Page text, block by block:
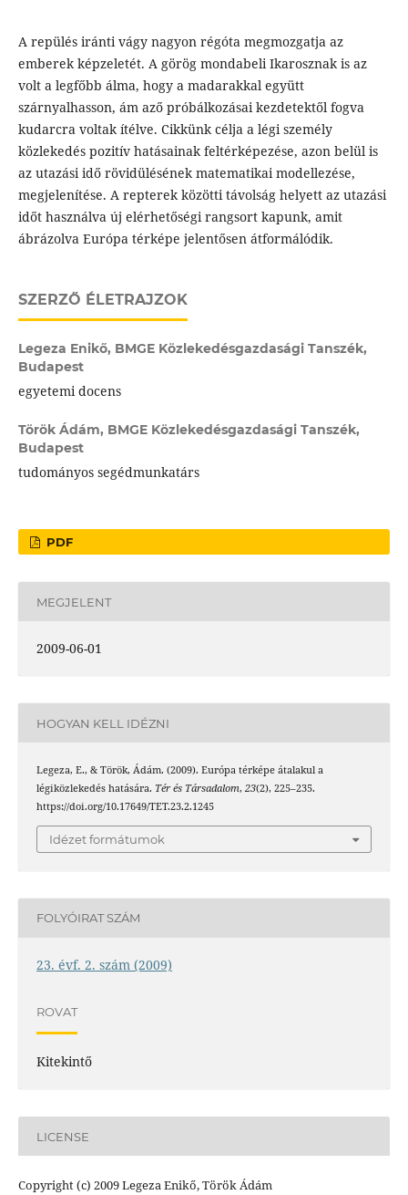
A repülés iránti vágy nagyon régóta megmozgatja az
emberek képzeletét. A görög mondabeli Ikarosznak is az
volt a legfőbb álma, hogy a madarakkal együtt
szárnyalhasson, ám aző próbálkozásai kezdetektől fogva
kudarcra voltak ítélve. Cikkünk célja a légi személy
közlekedés pozitív hatásainak feltérképezése, azon belül is
az utazási idő rövidülésének matematikai modellezése,
megjelenítése. A repterek közötti távolság helyett az utazási
időt használva új elérhetőségi rangsort kapunk, amit
ábrázolva Európa térképe jelentősen átformálódik.
SZERZŐ ÉLETRAJZOK
Legeza Enikő, BMGE Közlekedésgazdasági Tanszék,
Budapest
egyetemi docens
Török Ádám, BMGE Közlekedésgazdasági Tanszék,
Budapest
tudományos segédmunkatárs
PDF
MEGJELENT
2009-06-01
HOGYAN KELL IDÉZNI
Legeza, E., & Török, Ádám. (2009). Európa térképe átalakul a
légiközlekedés hatására. Tér és Társadalom, 23(2), 225–235.
https://doi.org/10.17649/TET.23.2.1245
Idézet formátumok
FOLYÓIRAT SZÁM
23. évf. 2. szám (2009)
ROVAT
Kitekintő
LICENSE
Copyright (c) 2009 Legeza Enikő, Török Ádám